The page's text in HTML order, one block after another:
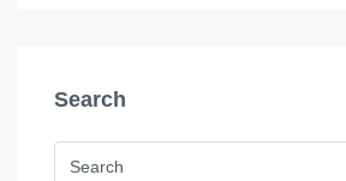
Search